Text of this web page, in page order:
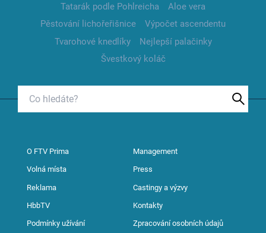
Tatarák podle Pohlreicha
Aloe vera
Pěstování lichořeřišnice
Výpočet ascendentu
Tvarohové knedlíky
Nejlepší palačinky
Švestkový koláč
O FTV Prima Management
Volná místa Press
Reklama Castingy a výzvy
HbbTV Kontakty
Podmínky užívání Zpracování osobních údajů